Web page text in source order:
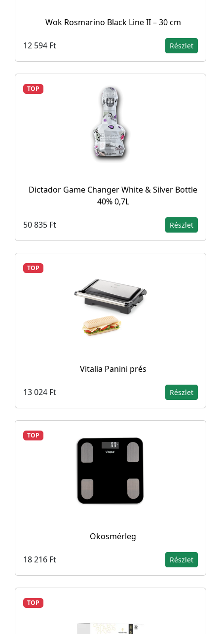
Wok Rosmarino Black Line II – 30 cm
12 594 Ft Részlet
TOP
Dictador Game Changer White & Silver Bottle
40% 0,7L
50 835 Ft Részlet
TOP
Vitalia Panini prés
13 024 Ft Részlet
TOP
Okosmérleg
18 216 Ft Részlet
TOP